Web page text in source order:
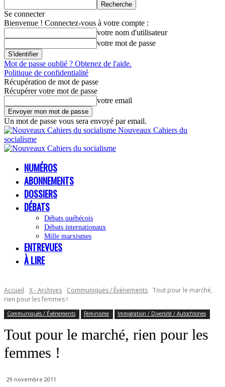
Se connecter
Bienvenue ! Connectez-vous à votre compte :
votre nom d'utilisateur
votre mot de passe
Mot de passe oublié ? Obtenez de l'aide.
Politique de confidentialité
Récupération de mot de passe
Récupérer votre mot de passe
votre email
Un mot de passe vous sera envoyé par email.
Nouveaux Cahiers du
socialisme
NUMÉROS
ABONNEMENTS
DOSSIERS
DÉBATS
Débats québécois
Débats internationaux
Mille marxismes
ENTREVUES
À LIRE
Accueil X - Archives Communiqués / Événements Tout pour le marché,
rien pour les femmes !
Communiqués / Événements Féminisme Immigration / Diversité / Autochtones
Tout pour le marché, rien pour les
femmes !
29 novembre 2011